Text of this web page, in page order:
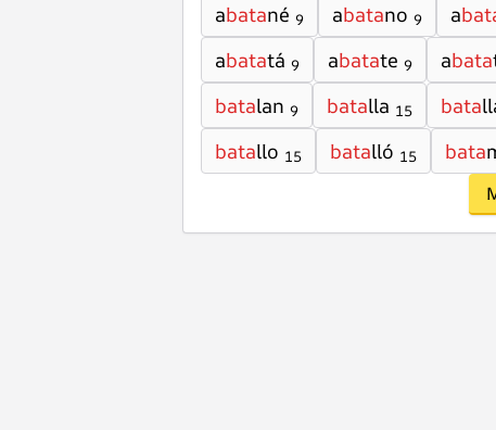
abatané 9 abatano 9 a
abatatá 9 abatate 9 abata
batalan 9 batalla 15 bata
batallo 15 batalló 15 bata